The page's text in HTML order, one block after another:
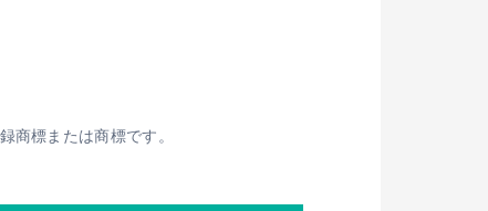
商標または商標です。